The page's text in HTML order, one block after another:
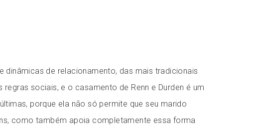
dinâmicas de relacionamento, das mais tradicionais
sociais, e o casamento de Renn e Durden é um
porque ela não só permite que seu marido
como também apoia completamente essa forma